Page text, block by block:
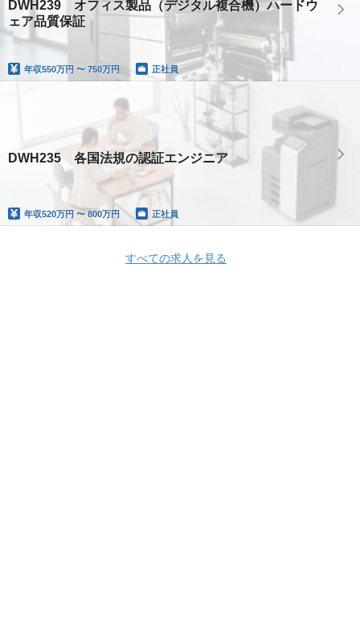
DWH239 オフィス製品（デジタル複合機）ハードウ
ェア品質保証
年収550万円 〜 750万円 正社員
DWH235 各国法規の認証エンジニア
年収520万円 〜 800万円 正社員
すべての求人を見る